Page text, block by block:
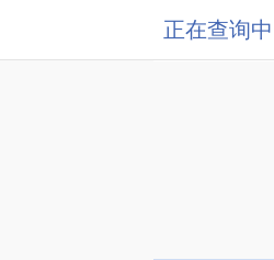
正在查询中